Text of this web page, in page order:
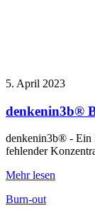
5. April 2023
denkenin3b®
denkenin3b® - Ein
fehlender
Mehr lesen
Burn-out